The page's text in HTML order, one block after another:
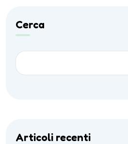
Cerca
Articoli recenti